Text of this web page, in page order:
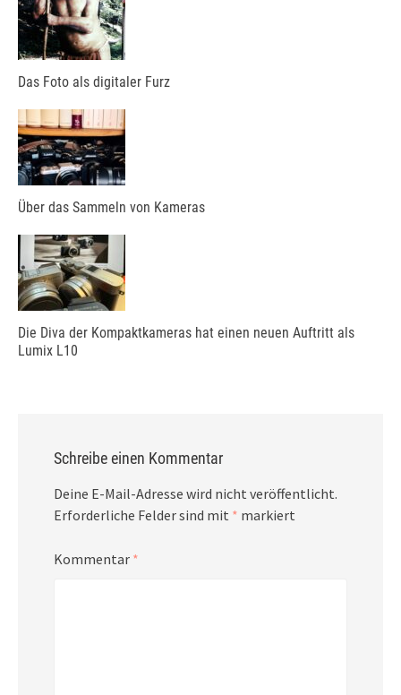
Das Foto als digitaler Furz
Über das Sammeln von Kameras
Die Diva der Kompaktkameras hat einen neuen Auftritt als
Lumix L10
Schreibe einen Kommentar
Deine E-Mail-Adresse wird nicht veröffentlicht.
Erforderliche Felder sind mit * markiert
Kommentar *